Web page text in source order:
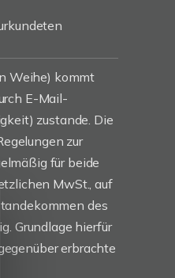
Weihe) kommt
E-Mail-
zustande. Die
zur
für beide
MwSt., auf
des
Grundlage hierfür
erbrachte